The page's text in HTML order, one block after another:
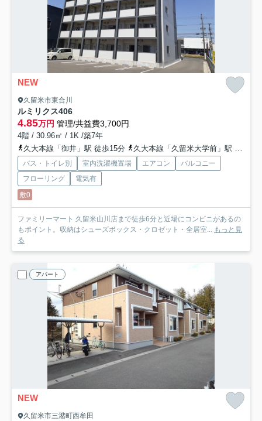
NEW
久留米市東合川
ルミリクス406
4.85万円 管理/共益費3,700円
4階 / 30.96㎡ / 1K /築7年
久大本線「御井」駅 徒歩15分
久大本線「久留米大学前」駅 徒歩26分
バス・トイレ別 室内洗濯機置場 エアコン
バルコニー
フローリング
電気有
敷0
ファミリーマート 久留米山川店まで徒歩6分と近場にコンビニがあるの
もポイント。収納はシューズボックス・クロゼット・全居室...
もっと見
る
アパート
NEW
久留米市三潴町西牟田